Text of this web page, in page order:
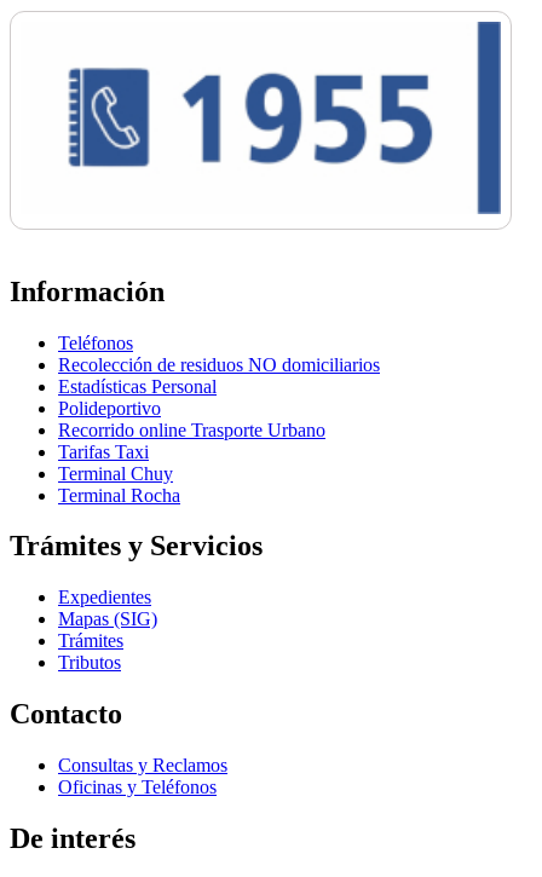
Información
Teléfonos
Recolección de residuos NO domiciliarios
Estadísticas Personal
Polideportivo
Recorrido online Trasporte Urbano
Tarifas Taxi
Terminal Chuy
Terminal Rocha
Trámites y Servicios
Expedientes
Mapas (SIG)
Trámites
Tributos
Contacto
Consultas y Reclamos
Oficinas y Teléfonos
De interés